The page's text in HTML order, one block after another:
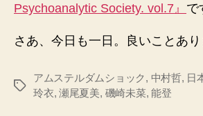
Psychoanalytic Society. vol.7』 で
さあ、今日も一日。良いことあり
タ
アムステルダムショック , 中村哲, 日
玲衣, 瀬尾夏美, 磯崎未菜, 能登